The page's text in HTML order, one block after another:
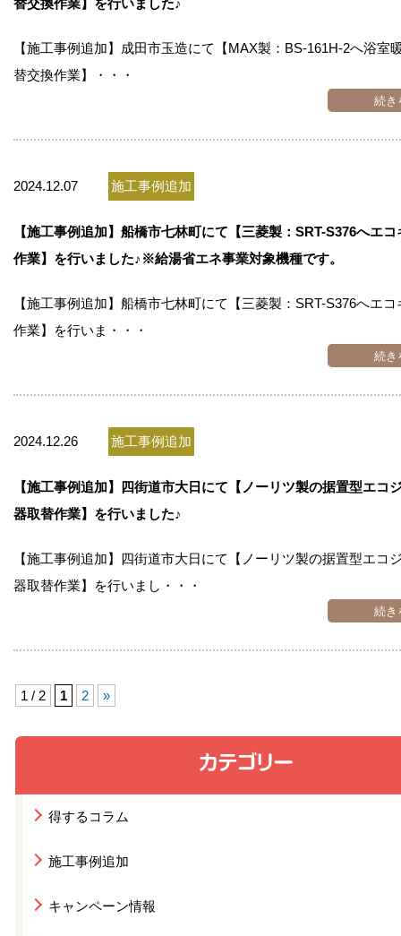
替交換作業】を行いました♪
【施工事例追加】成田市玉造にて【MAX製：BS-161H-2へ浴室
替交換作業】・・・
続き
2024.12.07 施工事例追加
【施工事例追加】船橋市七林町にて【三菱製：SRT-S376へエ
作業】を行いました♪※給湯省エネ事業対象機種です。
【施工事例追加】船橋市七林町にて【三菱製：SRT-S376へエ
作業】を行いま・・・
続き
2024.12.26 施工事例追加
【施工事例追加】四街道市大日にて【ノーリツ製の据置型エコ
器取替作業】を行いました♪
【施工事例追加】四街道市大日にて【ノーリツ製の据置型エコ
器取替作業】を行いまし・・・
続き
1 / 2 1 2 »
得するコラム
施工事例追加
キャンペーン情報